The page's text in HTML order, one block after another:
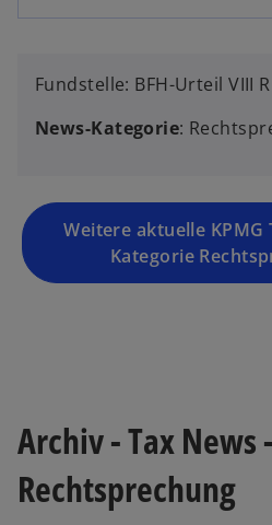
Fundstelle: BFH-Urteil VIII
News-Kategorie:
Weitere aktuelle KPMG
Kategorie
Archiv - Tax News
Rechtsprechung